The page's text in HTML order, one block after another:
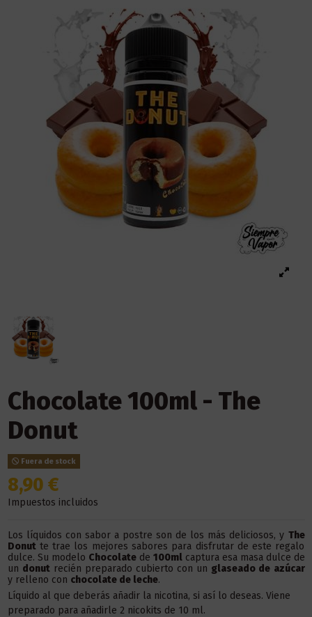
Chocolate 100ml - The
Donut
Fuera de stock
8,90 €
Impuestos incluidos
Los líquidos con sabor a postre son de los más deliciosos, y The
Donutte trae los mejores sabores para disfrutar de este regalo
dulce. Su modelo Chocolatede 100mlcaptura esa masa dulce de
un donutrecién preparado cubierto con un glaseado de azúcar
y relleno con chocolate de leche.
Líquido al que deberás añadir la nicotina, si así lo deseas. Viene
preparado para añadirle 2 nicokits de 10 ml.